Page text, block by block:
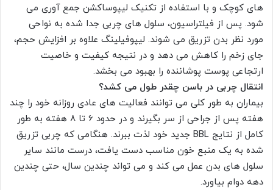
های کوچک و با استفاده از تکنیک لیپوساکشن جمع آوری می
شود. پس از فیلتراسیون، سلول های چربی جدا شده به نواحی
مورد نظر بدن تزریق می شوند. لیپوفیلینگ علاوه بر افزایش حجم،
جای زخم را کاهش می دهد و در نتیجه کیفیت و خاصیت
ارتجاعی پوست پوشاننده را بهبود می بخشد.
انتقال چربی در باسن چقدر طول می کشد؟
بیماران به طور کلی می توانند فعالیت های عادی روزانه خود را چند
هفته پس از جراحی از سر بگیرند و در حدود 6 تا 8 هفته به طور
کامل از نتایج BBL جدید خود لذت ببرند. هنگامی که چربی تزریق
شده به یک منبع خون مناسب دست یافت، درست مانند سایر
سلول های بدن عمل می کند و می تواند چندین سال، حتی چندین
دهه دوام بیاورد.